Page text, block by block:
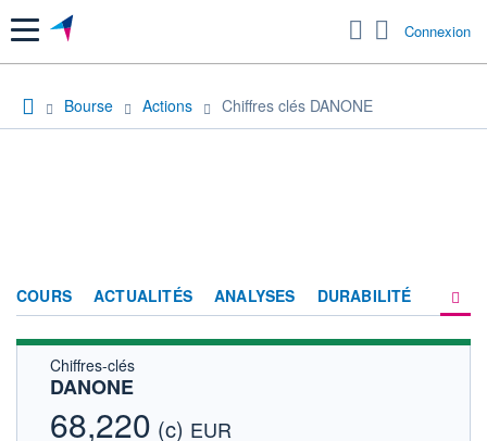
Menu Connexion
Bourse Actions Chiffres clés DANONE
COURS ACTUALITÉS ANALYSES DURABILITÉ
Chiffres-clés
DANONE
68,220 (c) EUR